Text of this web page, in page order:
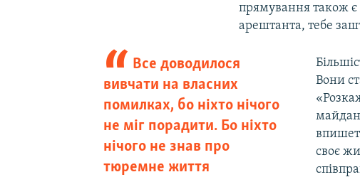
прямування також є
арештанта, тебе
Все доводилося
вивчати на власних
помилках, бо ніхто нічого
не міг порадити. Бо ніхто
нічого не знав про
тюремне життя
Вони
своє